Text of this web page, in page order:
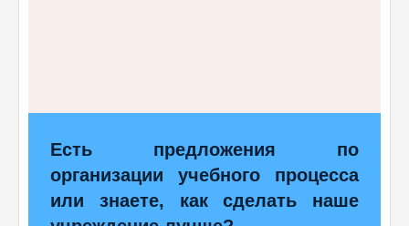
Есть предложения по
организации учебного процесса
или знаете, как сделать наше